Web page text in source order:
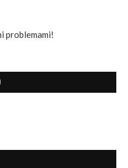
problemami!